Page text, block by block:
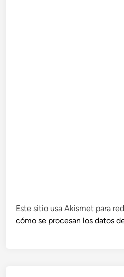
Este sitio usa Akismet para
cómo se procesan los datos